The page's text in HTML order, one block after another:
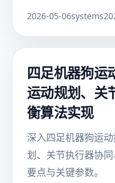
2026-05-06systems
四足机器狗运
运动规划、关
衡算法实现
深入四足机器狗运
划、关节执行器协
要点与关键参数。